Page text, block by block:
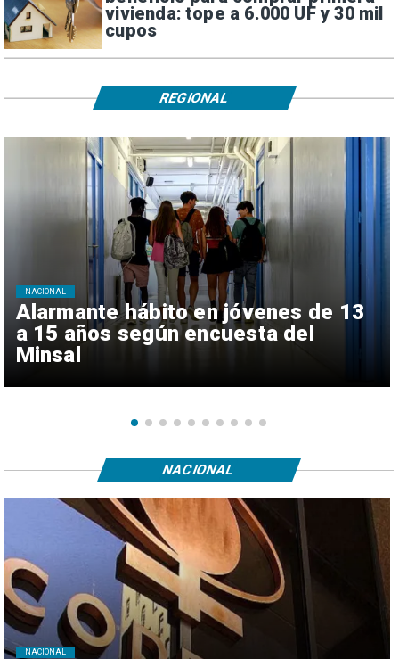
vivienda: tope a 6.000 UF y 30 mil
cupos
Alarmante hábito en jóvenes de 13
a 15 años según encuesta del
Minsal
NACIONAL
REGIONAL
NACIONAL
NACIONAL